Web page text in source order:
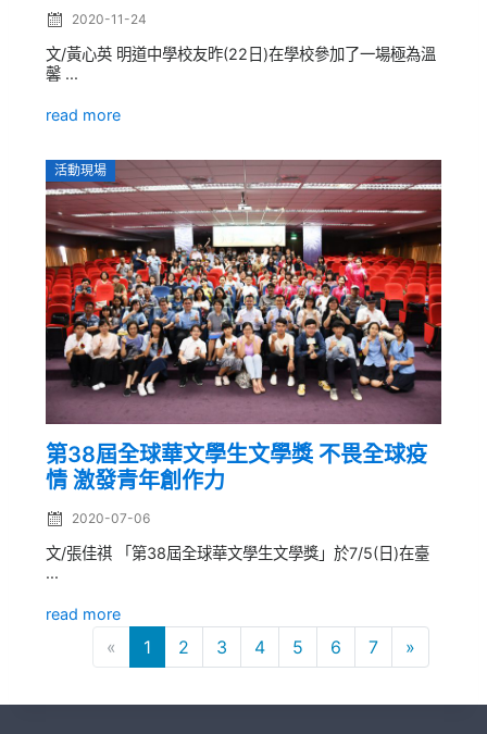
2020-11-24
文/黃心英 明道中學校友昨(22日)在學校參加了一場極為溫
馨 ...
read more
活動現場
第38屆全球華文學生文學獎 不畏全球疫
情 激發青年創作力
2020-07-06
文/張佳祺 「第38屆全球華文學生文學獎」於7/5(日)在臺
...
read more
« 1 2 3 4 5 6 7 »